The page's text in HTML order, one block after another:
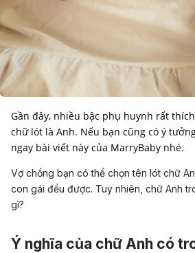
Gần đây, nhiều bậc phụ huynh rất
chữ lót là Anh. Nếu bạn cũng có ý
ngay bài viết này của MarryBaby nhé.
Vợ chồng bạn có thể chọn tên lót chữ
con gái đều được. Tuy nhiên, chữ Anh
gì?
Ý nghĩa của chữ Anh có